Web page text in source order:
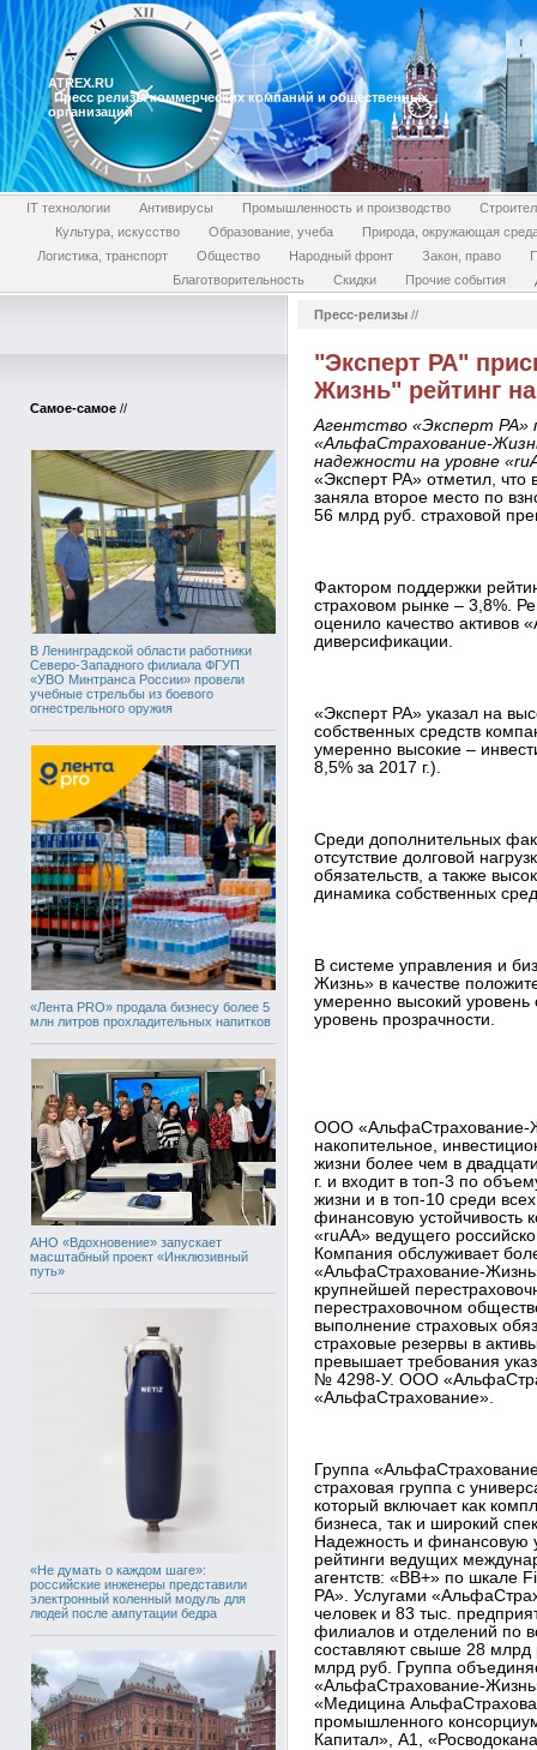
ATREX.RU
Пресс релизы коммерческих компаний и общественных
организаций
IT технологии Антивирусы Промышленность и производство
Культура, искусство
Образование, учеба
Природа, окружающая
Логистика, транспорт
Общество Народный фронт Закон, право
Благотворительность
Скидки Прочие события
Самое-самое //
В Ленинградской области работники
Северо-Западного филиала ФГУП
«УВО Минтранса России» провели
учебные стрельбы из боевого
огнестрельного оружия
«Лента PRO» продала бизнесу более 5
млн литров прохладительных напитков
АНО «Вдохновение» запускает
масштабный проект «Инклюзивный
путь»
«Не думать о каждом шаге»:
российские инженеры представили
электронный коленный модуль для
людей после ампутации бедра
Пресс-релизы //
"Эксперт РА"
Жизнь" рейтинг
Агентство «Эксперт РА»
«АльфаСтрахование-
надежности на уровне
«Эксперт РА» отметил,
заняла второе место по
56 млрд руб. страховой
Фактором поддержки
страховом рынке – 3,8%.
оценило качество активов
диверсификации.
«Эксперт РА» указал на
собственных средств
умеренно высокие –
8,5% за 2017 г.).
Среди дополнительных
отсутствие долговой
обязательств, а также
динамика собственных
В системе управления и
Жизнь» в качестве
умеренно высокий уровень
уровень прозрачности.
ООО «АльфаСтрахование-
накопительное,
жизни более чем в
г. и входит в топ-3 по
жизни и в топ-10 среди
финансовую устойчивость
«ruAA» ведущего
Компания обслуживает
«АльфаСтрахование-
крупнейшей
перестраховочном
выполнение страховых
страховые резервы в
превышает требования
№ 4298-У. ООО
«АльфаСтрахование».
Группа
страховая группа с
который включает как
бизнеса, так и широкий
Надежность и финансовую
рейтинги ведущих
агентств: «ВВ+» по шкале
РА». Услугами
человек и 83 тыс.
филиалов и отделений по
составляют свыше 28 млрд
млрд руб. Группа
«АльфаСтрахование-
«Медицина
промышленного
Капитал», А1,